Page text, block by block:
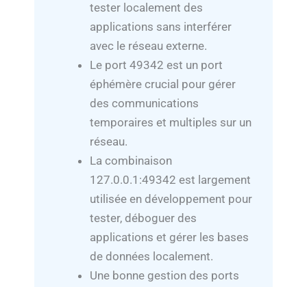
tester localement des
applications sans interférer
avec le réseau externe.
Le port 49342 est un port
éphémère crucial pour gérer
des communications
temporaires et multiples sur un
réseau.
La combinaison
127.0.0.1:49342 est largement
utilisée en développement pour
tester, déboguer des
applications et gérer les bases
de données localement.
Une bonne gestion des ports